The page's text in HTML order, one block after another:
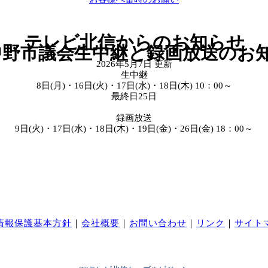
テレビ北信からのお知らせ
市議会生中継と録画放送のお
2026年5月7日 更新
生中継
8日(月)・16日(火)・17日(水)・18日(木) 10：00～
最終日25日
録画放送
9日(火)・17日(水)・18日(木)・19日(金)・26日(金) 18：00～
報保護基本方針 会社概要 お問い合わせ リンク サイト